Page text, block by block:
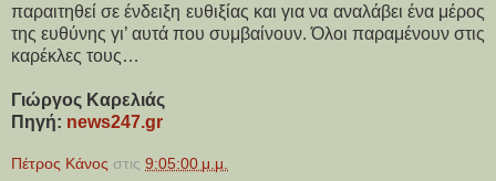
παραιτηθεί σε ένδειξη ευθιξίας και για να αναλάβει ένα μέρος
της ευθύνης γι’ αυτά που συμβαίνουν. Όλοι παραμένουν στις
καρέκλες τους…
Γιώργος Καρελιάς
Πηγή: news247.gr
Πέτρος Κάνος στις 9:05:00 μ.μ.